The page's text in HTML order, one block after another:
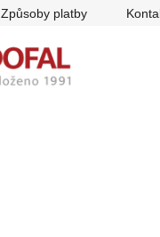
Způsoby platby